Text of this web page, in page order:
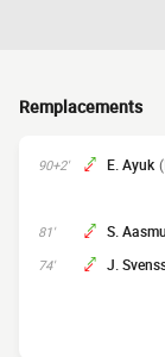
Remplacements
90+2' E. Ayuk
81' S.
74' J.